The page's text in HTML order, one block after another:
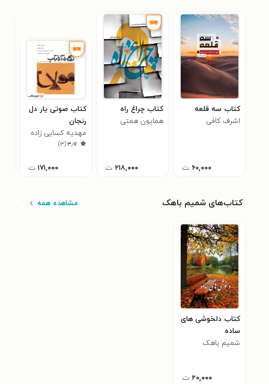
کتاب سه قلعه
اشرف کافی
۶۰,۰۰۰ ت
کتاب چراغ راه
همایون همتی
۲۱۸,۰۰۰ ت
کتاب صوتی یار دل‌
رنجان
مهدیه کسایی زاده
۳٫۷(۳)
۱۷۱,۰۰۰ ت
کتاب‌های شمیم باهک مشاهده همه
کتاب دلخوشی های
ساده
شمیم باهک
۲۰,۰۰۰ ت